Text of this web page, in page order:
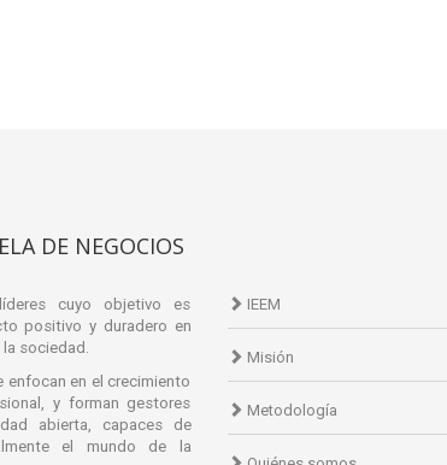
DE NEGOCIOS
cuyo objetivo es
positivo y duradero en
sociedad.
enfocan en el crecimiento
y forman gestores
abierta, capaces de
el mundo de la
IEEM
Misión
Metodología